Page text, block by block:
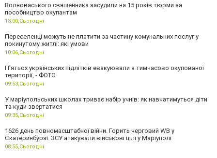
Волноваського священника засудили на 15 років тюрми за
пособництво окупантам
13:00,Сьогодні
Переселенці можуть не платити за частину комунальних послуг у
покинутому житлі: які умови
10:06,Сьогодні
П’ятьох українських підлітків евакуювали з тимчасово окупованої
території, - ФОТО
09:53,Сьогодні
У маріупольських школах триває набір учнів: як навчатимуться діти
та куди звертатися
09:35,Сьогодні
1626 день повномасштабної війни. Горить черговий WB у
Єкатеринбурзі. ЗСУ атакували військові цілі у Маріуполі
08:55,Сьогодні